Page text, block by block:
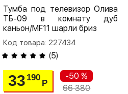
Тумба под телевизор Олива
ТБ-09 в комнату дуб
каньон/MF11 шарли бриз
Код товара: 227434
(5)
33 190
Р
-50 %
66 380